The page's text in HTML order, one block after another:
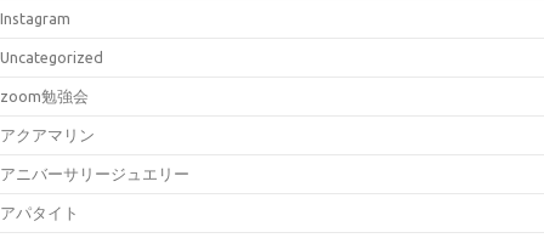
Instagram
Uncategorized
zoom勉強会
アクアマリン
アニバーサリージュエリー
アパタイト